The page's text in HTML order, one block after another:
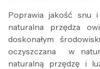
Poprawia jakość snu
naturalna przędza
doskonałym
oczyszczana w
naturalną przędzę i